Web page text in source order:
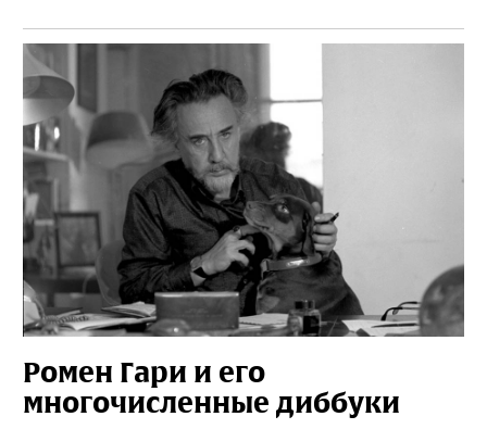
Ромен Гари и его
многочисленные диббуки